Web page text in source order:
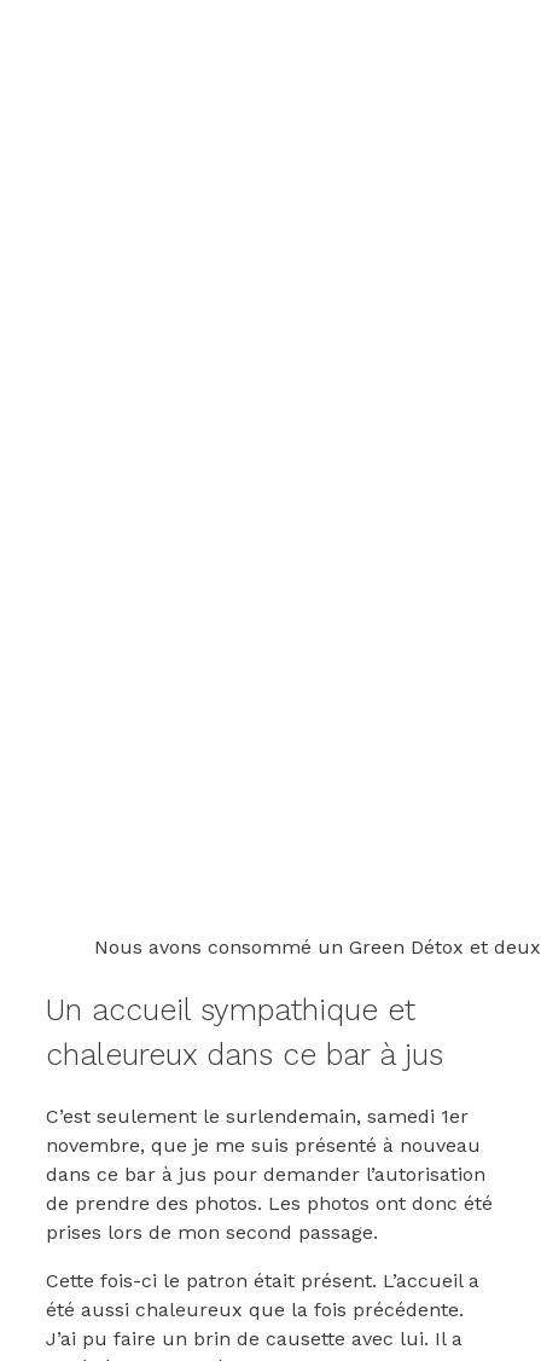
Nous avons consommé un Green Détox et
Un accueil sympathique et
chaleureux dans ce bar à jus
C’est seulement le surlendemain, samedi 1er
novembre, que je me suis présenté à nouveau
dans ce bar à jus pour demander l’autorisation
de prendre des photos. Les photos ont donc été
prises lors de mon second passage.
Cette fois-ci le patron était présent. L’accueil a
été aussi chaleureux que la fois précédente.
J’ai pu faire un brin de causette avec lui. Il a